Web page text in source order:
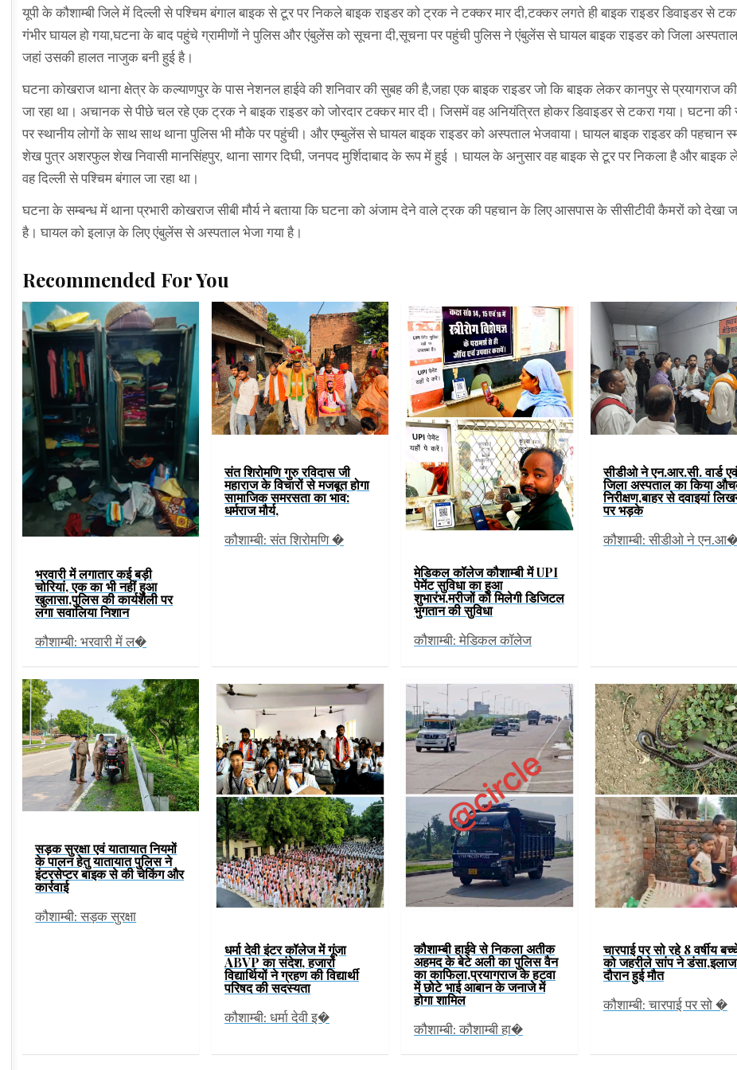
यूपी के कौशाम्बी जिले में दिल्ली से पश्चिम बंगाल बाइक से टूर पर निकले बाइक राइडर को ट्रक ने टक्कर मार दी,टक्कर लगते ही बाइक राइडर डिवाइडर से
गंभीर घायल हो गया,घटना के बाद पहुंचे ग्रामीणों ने पुलिस और एंबुलेंस को सूचना दी,सूचना पर पहुंची पुलिस ने एंबुलेंस से घायल बाइक राइडर को जिला
जहां उसकी हालत नाजुक बनी हुई है।
घटना कोखराज थाना क्षेत्र के कल्याणपुर के पास नेशनल हाईवे की शनिवार की सुबह की है,जहा एक बाइक राइडर जो कि बाइक लेकर कानपुर से प्रयागराज
जा रहा था। अचानक से पीछे चल रहे एक ट्रक ने बाइक राइडर को जोरदार टक्कर मार दी। जिसमें वह अनियंत्रित होकर डिवाइडर से टकरा गया। घटना की
पर स्थानीय लोगों के साथ साथ थाना पुलिस भी मौके पर पहुंची। और एम्बुलेंस से घायल बाइक राइडर को अस्पताल भेजवाया। घायल बाइक राइडर की पहचान
शेख पुत्र अशरफुल शेख निवासी मानसिंहपुर, थाना सागर दिघी, जनपद मुर्शिदाबाद के रूप में हुई । घायल के अनुसार वह बाइक से टूर पर निकला है और बाइक
वह दिल्ली से पश्चिम बंगाल जा रहा था।
घटना के सम्बन्ध में थाना प्रभारी कोखराज सीबी मौर्य ने बताया कि घटना को अंजाम देने वाले ट्रक की पहचान के लिए आसपास के सीसीटीवी कैमरों को देखा
है। घायल को इलाज़ के लिए एंबुलेंस से अस्पताल भेजा गया है।
Recommended For You
भरवारी में लगातार कई बड़ी
चोरियां, एक का भी नहीं हुआ
खुलासा,पुलिस की कार्यशैली पर
लगा सवालिया निशान
कौशाम्बी: भरवारी में ल�
संत शिरोमणि गुरु रविदास जी
महाराज के विचारों से मजबूत होगा
सामाजिक समरसता का भाव:
धर्मराज मौर्य,
कौशाम्बी: संत शिरोमणि �
मेडिकल कॉलेज कौशाम्बी में UPI
पेमेंट सुविधा का हुआ
शुभारंभ,मरीजों को मिलेगी डिजिटल
भुगतान की सुविधा
कौशाम्बी: मेडिकल कॉलेज
सीडीओ ने एन.आर.सी. वार्ड एवं
जिला अस्पताल का किया
निरीक्षण,बाहर से दवाइयां
पर भड़के
कौशाम्बी: सीडीओ ने
सड़क सुरक्षा एवं यातायात नियमों
के पालन हेतु यातायात पुलिस ने
इंटरसेप्टर बाइक से की चेकिंग और
कार्रवाई
कौशाम्बी: सड़क सुरक्षा
धर्मा देवी इंटर कॉलेज में गूंजा
ABVP का संदेश, हजारों
विद्यार्थियों ने ग्रहण की विद्यार्थी
परिषद की सदस्यता
कौशाम्बी: धर्मा देवी इ�
कौशाम्बी हाईवे से निकला अतीक
अहमद के बेटे अली का पुलिस वैन
का काफिला,प्रयागराज के हटवा
में छोटे भाई आबान के जनाजे में
होगा शामिल
कौशाम्बी: कौशाम्बी हा�
चारपाई पर सो रहे 8 वर्षीय
को जहरीले सांप ने
दौरान हुई मौत
कौशाम्बी: चारपाई पर सो �